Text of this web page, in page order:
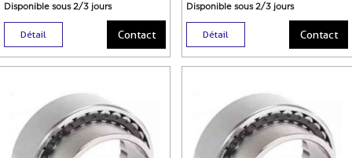
Disponible sous 2/3 jours
Détail Contact
Disponible sous 2/3 jours
Détail Contact